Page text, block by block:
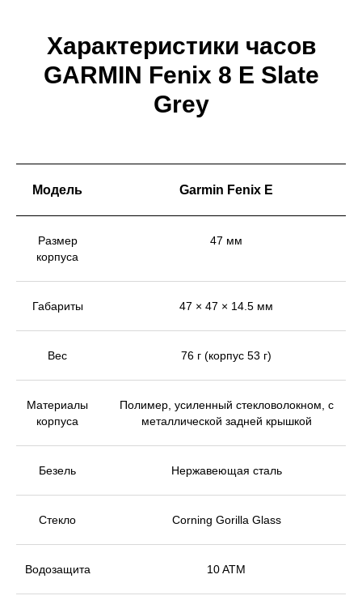
Характеристики часов
GARMIN Fenix 8 E Slate
Grey
Модель Garmin Fenix E
Размер
корпуса
47 мм
Габариты 47 × 47 × 14.5 мм
Вес 76 г (корпус 53 г)
Материалы
корпуса
Полимер, усиленный стекловолокном, с
металлической задней крышкой
Безель Нержавеющая сталь
Стекло Corning Gorilla Glass
Водозащита 10 ATM